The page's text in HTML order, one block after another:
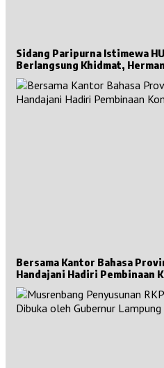
Sidang Paripurna Istimewa
Berlangsung Khidmat,
Sejarah Besar untuk Sumsel
Bersama Kantor Bahasa
Handajani Hadiri Pembinaan